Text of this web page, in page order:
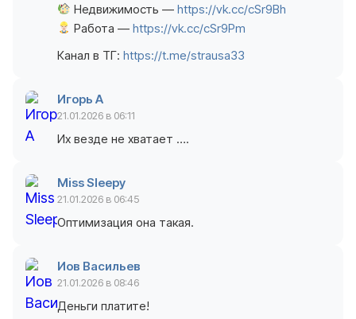
Недвижимость —https://vk.cc/cSr9Bh
Работа —https://vk.cc/cSr9Pm
Канал в ТГ: https://t.me/strausa33
Игорь А
21.01.2026 в 06:11
Их везде не хватает ….
Miss Sleepy
21.01.2026 в 06:45
Оптимизация она такая.
Иов Васильев
21.01.2026 в 08:46
Деньги платите!